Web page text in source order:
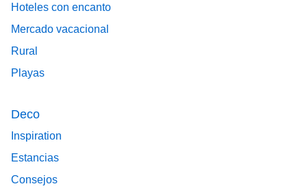
Hoteles con encanto
Mercado vacacional
Rural
Playas
Deco
Inspiration
Estancias
Consejos